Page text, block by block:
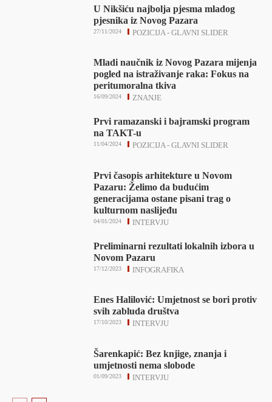
U Nikšiću najbolja pjesma mladog
pjesnika iz Novog Pazara
POZICIJA - GLAVNI SLIDER
27/11/2024
Mladi naučnik iz Novog Pazara mijenja
pogled na istraživanje raka: Fokus na
peritumoralna tkiva
ZNANJE
16/09/2024
Prvi ramazanski i bajramski program
na TAKT-u
POZICIJA - GLAVNI SLIDER
11/04/2024
Prvi časopis arhitekture u Novom
Pazaru: Želimo da budućim
generacijama ostane pisani trag o
kulturnom naslijeđu
INTERVJU
04/01/2024
Preliminarni rezultati lokalnih izbora u
Novom Pazaru
INFOGRAFIKA
17/12/2023
Enes Halilović: Umjetnost se bori protiv
svih zabluda društva
INTERVJU
17/10/2023
Šarenkapić: Bez knjige, znanja i
umjetnosti nema slobode
INTERVJU
01/09/2023